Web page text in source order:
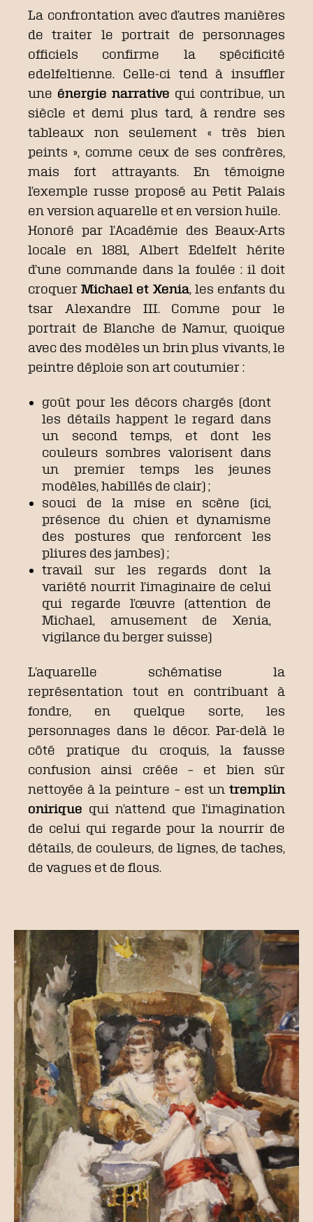
La confrontation avec d’autres manières
de traiter le portrait de personnages
officiels confirme la spécificité
edelfeltienne. Celle-ci tend à insuffler
une énergie narrative qui contribue, un
siècle et demi plus tard, à rendre ses
tableaux non seulement « très bien
peints », comme ceux de ses confrères,
mais fort attrayants. En témoigne
l’exemple russe proposé au Petit Palais
en version aquarelle et en version huile.
Honoré par l’Académie des Beaux-Arts
locale en 1881, Albert Edelfelt hérite
d’une commande dans la foulée : il doit
croquerMichael et Xenia, les enfants du
tsar Alexandre III. Comme pour le
portrait de Blanche de Namur, quoique
avec des modèles un brin plus vivants, le
peintre déploie son art coutumier :
goût pour les décors chargés (dont
les détails happent le regard dans
un second temps, et dont les
couleurs sombres valorisent dans
un premier temps les jeunes
modèles, habillés de clair) ;
souci de la mise en scène (ici,
présence du chien et dynamisme
des postures que renforcent les
pliures des jambes) ;
travail sur les regards dont la
variété nourrit l’imaginaire de celui
qui regarde l’œuvre (attention de
Michael, amusement de Xenia,
vigilance du berger suisse)
L’aquarelle schématise la
représentation tout en contribuant à
fondre, en quelque sorte, les
personnages dans le décor. Par-delà le
côté pratique du croquis, la fausse
confusion ainsi créée – et bien sûr
nettoyée à la peinture – est un tremplin
onirique qui n’attend que l’imagination
de celui qui regarde pour la nourrir de
détails, de couleurs, de lignes, de taches,
de vagues et de flous.